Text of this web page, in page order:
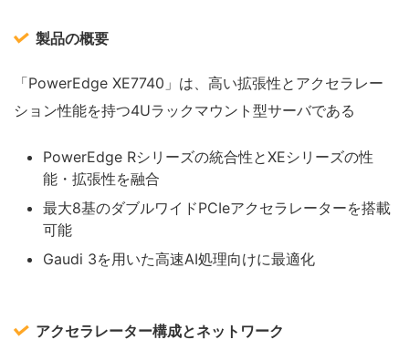
製品の概要
「PowerEdge XE7740」は、高い拡張性とアクセラレー
ション性能を持つ4Uラックマウント型サーバである
PowerEdge Rシリーズの統合性とXEシリーズの性
能・拡張性を融合
最大8基のダブルワイドPCIeアクセラレーターを搭載
可能
Gaudi 3を用いた高速AI処理向けに最適化
アクセラレーター構成とネットワーク